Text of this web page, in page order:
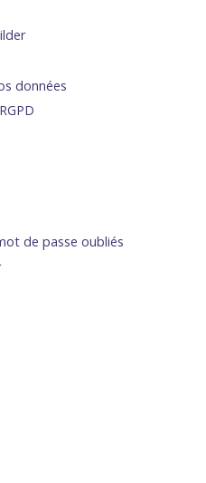
données
de passe oubliés